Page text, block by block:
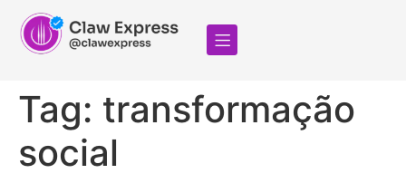
Tag: transformação
social